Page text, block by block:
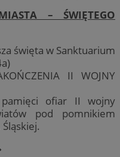
– ŚWIĘTEGO
święta w Sanktuarium
II WOJNY
ofiar II wojny
pod pomnikiem